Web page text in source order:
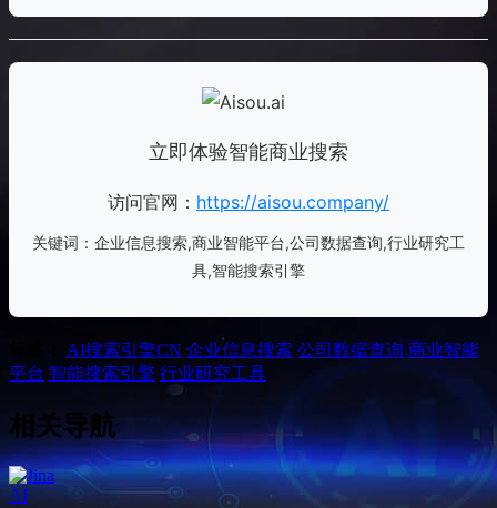
立即体验智能商业搜索
访问官网： https://aisou.company/
关键词：企业信息搜索,商业智能平台,公司数据查询,行业研究工
具,智能搜索引擎
AI搜索引擎CN 企业信息搜索 公司数据查询 商业智能
平台 智能搜索引擎 行业研究工具
相关导航